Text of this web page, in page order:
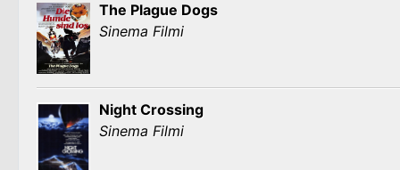
The Plague Dogs
Sinema Filmi
Night Crossing
Sinema Filmi